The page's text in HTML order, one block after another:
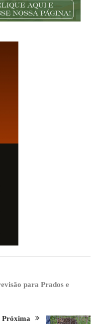
para Prados e
Próxima